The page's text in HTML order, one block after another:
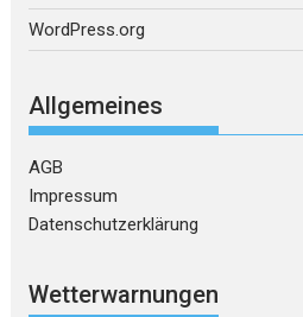
WordPress.org
Allgemeines
AGB
Impressum
Datenschutzerklärung
Wetterwarnungen